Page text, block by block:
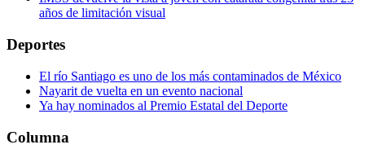
años de limitación visual
Deportes
El río Santiago es uno de los más contaminados de México
Nayarit de vuelta en un evento nacional
Ya hay nominados al Premio Estatal del Deporte
Columna